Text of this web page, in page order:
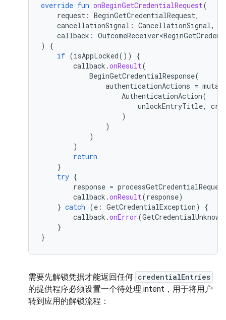
override fun onBeginGetCredentialRequest(
request : BeginGetCredentialRequest,
cancellationSignal : CancellationSignal,
callback :
)
{
if (isAppLocked())
{
callback .onResult(
BeginGetCredentialResponse(
authenticationActions =
AuthenticationAction(
unlockEntryTitle,
)
)
)
)
return
}
try {
response =
callback .onResult(response)
} catch (e : GetCredentialException)
{
callback .onError(
}
}
需要先解锁凭据才能返回任何 credentialEntries
的提供程序必须设置一个待处理 intent，用于将用户
转到应用的解锁流程：